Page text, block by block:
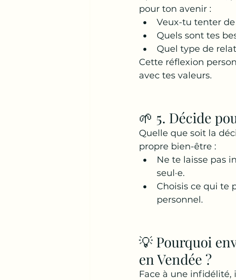
pour ton avenir :
Veux-tu tenter
Quels sont tes
Quel type de
Cette réflexion
avec tes valeurs.
🌱 5. Décide
Quelle que soit la
propre bien-être :
Ne te laisse pas
seul·e.
Choisis ce qui te
personnel.
💡 Pourquoi
en Vendée ?
Face à une infidélité,